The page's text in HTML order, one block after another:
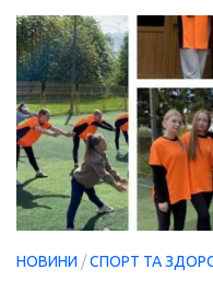
НОВИНИ /СПОРТ ТА